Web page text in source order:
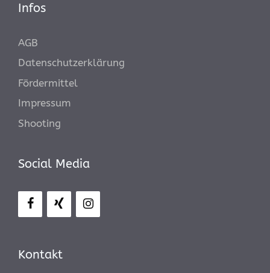
Infos
AGB
Datenschutzerklärung
Fördermittel
Impressum
Shooting
Social Media
Kontakt